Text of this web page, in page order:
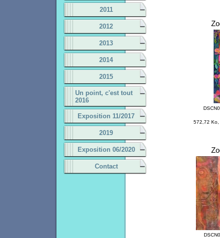
2011
2012
2013
2014
2015
Un point, c'est tout
2016
Exposition 11/2017
2019
Exposition 06/2020
Contact
572,72